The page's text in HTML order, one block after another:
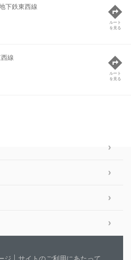
下鉄東西線
ルート
を見る
線
ルート
を見る